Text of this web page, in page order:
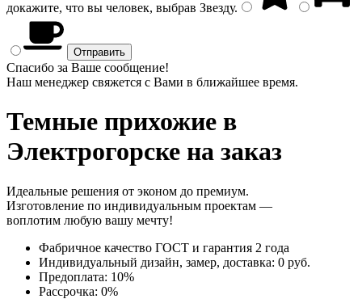
докажите, что вы человек, выбрав Звезду.
Спасибо за Ваше сообщение!
Наш менеджер свяжется с Вами в ближайшее время.
Темные прихожие в
Электрогорске на заказ
Идеальные решения от эконом до премиум.
Изготовление по индивидуальным проектам —
воплотим любую вашу мечту!
Фабричное качество ГОСТ и гарантия 2 года
Индивидуальный дизайн, замер, доставка: 0 руб.
Предоплата: 10%
Рассрочка: 0%